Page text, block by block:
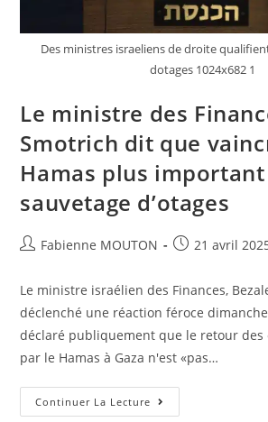
Des ministres israeliens de droite
dotages 1024x682 1
Le ministre des
Smotrich dit que
Hamas plus
sauvetage d’otages
Auteur/autrice
la
publication :
Fabienne MOUTON
Post21 avril
Le ministre israélien des Finances,
déclenché une réaction féroce
déclaré publiquement que le retour des
par le Hamas à Gaza n'est «pas…
Continuer La Lecture Le
Ministre